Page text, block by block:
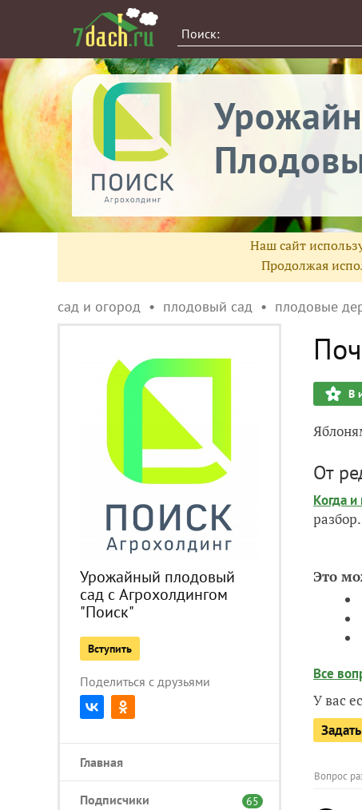
Наш сайт
Продолжая
сад и огород плодовый сад плодовые
Урожайный плодовый
сад с Агрохолдингом
"Поиск"
Вступить
Поделиться с друзьями
Главная
Подписчики 65
В
От
Когда
разбор.
Это
Все
У вас
Вопрос